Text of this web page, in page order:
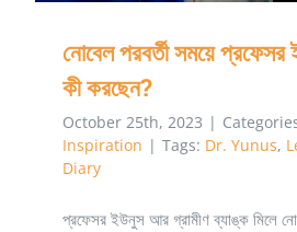
নোবেল পরবর্তী সময়ে
কী করছেন?
October 25th, 2023 |
Inspiration | Tags: Dr. Yunus,
Diary
প্রফেসর ইউনুস আর গ্রামীণ ব্যাঙ্ক মিলে